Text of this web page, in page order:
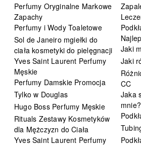
Perfumy Oryginalne Markowe
Zapachy
Perfumy i Wody Toaletowe
Sol de Janeiro mgiełki do
ciała kosmetyki do pielęgnacji
Yves Saint Laurent Perfumy
Męskie
Perfumy Damskie Promocja
Tylko w Douglas
Hugo Boss Perfumy Męskie
Rituals Zestawy Kosmetyków
dla Mężczyzn do Ciała
Yves Saint Laurent Perfumy
Jaki
Jaki
CC
Jaka
mnie?